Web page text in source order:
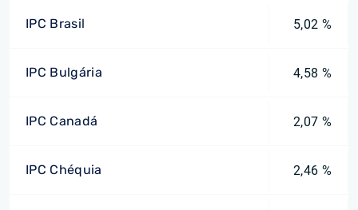
IPC Brasil 5,02 %
IPC Bulgária 4,58 %
IPC Canadá 2,07 %
IPC Chéquia 2,46 %